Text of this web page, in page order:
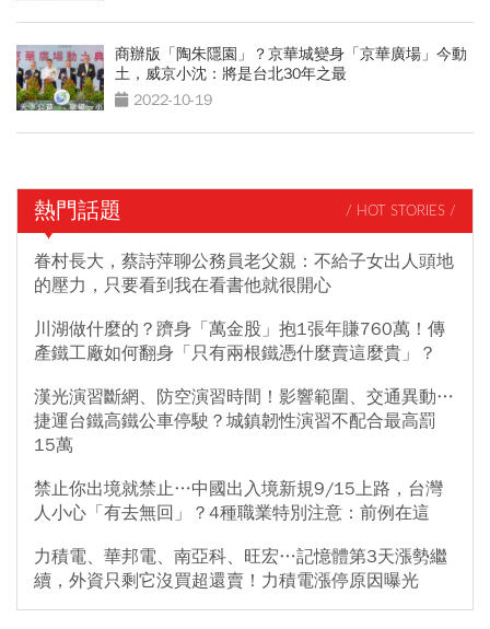
商辦版「陶朱隱園」？京華城變身「京華廣場」今動
土，威京小沈：將是台北30年之最
2022-10-19
熱門話題 / HOT STORIES /
眷村長大，蔡詩萍聊公務員老父親：不給子女出人頭地
的壓力，只要看到我在看書他就很開心
川湖做什麼的？躋身「萬金股」抱1張年賺760萬！傳
產鐵工廠如何翻身「只有兩根鐵憑什麼賣這麼貴」？
漢光演習斷網、防空演習時間！影響範圍、交通異動…
捷運台鐵高鐵公車停駛？城鎮韌性演習不配合最高罰
15萬
禁止你出境就禁止…中國出入境新規9/15上路，台灣
人小心「有去無回」？4種職業特別注意：前例在這
力積電、華邦電、南亞科、旺宏…記憶體第3天漲勢繼
續，外資只剩它沒買超還賣！力積電漲停原因曝光